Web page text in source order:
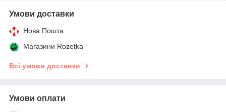
Умови доставки
Нова Пошта
Магазини Rozetka
Всі умови доставки
Умови оплати